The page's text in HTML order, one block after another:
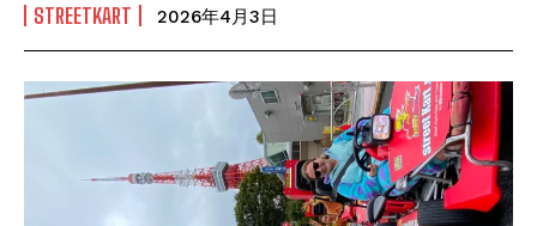
STREETKART 2026年4月3日